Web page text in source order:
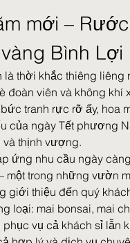
mới –
Bình Lợi
thời khắc thiêng liêng
đoàn viên và không khí
bức tranh rực rỡ ấy, hoa
của ngày Tết phương
và thịnh vượng.
ứng nhu cầu ngày
trong những vườn
giới thiệu đến quý
loại: mai bonsai, mai
vụ cả khách sỉ lẫn